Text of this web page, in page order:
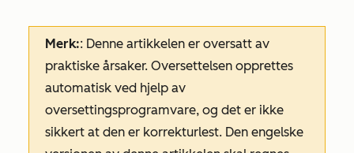
Merk:: Denne artikkelen er oversatt av
praktiske årsaker. Oversettelsen opprettes
automatisk ved hjelp av
oversettingsprogramvare, og det er ikke
sikkert at den er korrekturlest. Den engelske